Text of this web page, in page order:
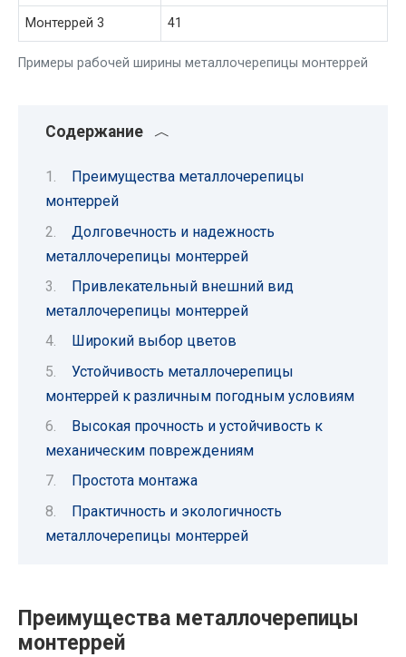
Примеры рабочей ширины металлочерепицы монтеррей
Монтеррей 3 41
Содержание
Преимущества металлочерепицы
монтеррей
Долговечность и надежность
металлочерепицы монтеррей
Привлекательный внешний вид
металлочерепицы монтеррей
Широкий выбор цветов
Устойчивость металлочерепицы
монтеррей к различным погодным условиям
Высокая прочность и устойчивость к
механическим повреждениям
Простота монтажа
Практичность и экологичность
металлочерепицы монтеррей
Преимущества металлочерепицы
монтеррей